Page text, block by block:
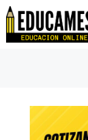
Saltar
contenido